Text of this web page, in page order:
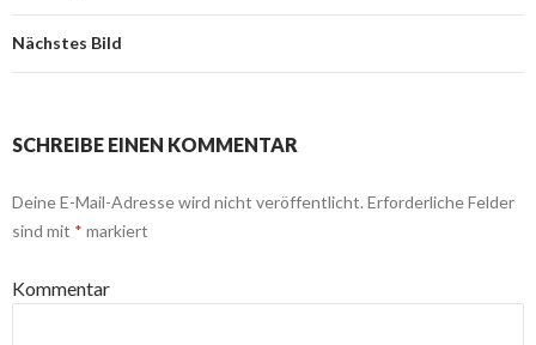
Nächstes Bild
SCHREIBE EINEN KOMMENTAR
Deine E-Mail-Adresse wird nicht veröffentlicht. Erforderliche Felder
sind mit * markiert
Kommentar